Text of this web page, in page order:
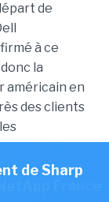
de Visma
France
de
à ce
la
américain en
des clients
des
de Sharp